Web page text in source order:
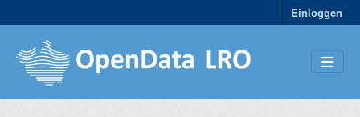
Einloggen